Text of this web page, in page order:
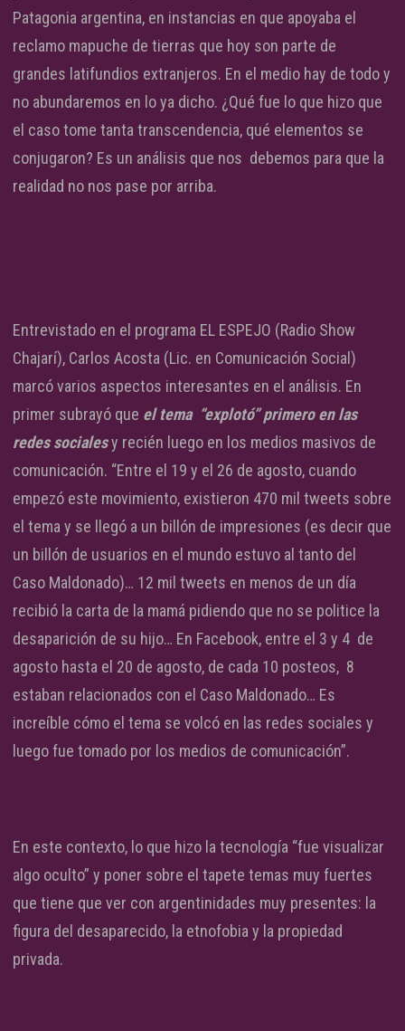
Patagonia argentina, en instancias en que apoyaba el
reclamo mapuche de tierras que hoy son parte de
grandes latifundios extranjeros. En el medio hay de todo y
no abundaremos en lo ya dicho. ¿Qué fue lo que hizo que
el caso tome tanta transcendencia, qué elementos se
conjugaron? Es un análisis que nos debemos para que la
realidad no nos pase por arriba.
Entrevistado en el programa EL ESPEJO (Radio Show
Chajarí), Carlos Acosta (Lic. en Comunicación Social)
marcó varios aspectos interesantes en el análisis. En
primer subrayó que el tema “explotó” primero en las
redes socialesy recién luego en los medios masivos de
comunicación. “Entre el 19 y el 26 de agosto, cuando
empezó este movimiento, existieron 470 mil tweets sobre
el tema y se llegó a un billón de impresiones (es decir que
un billón de usuarios en el mundo estuvo al tanto del
Caso Maldonado)… 12 mil tweets en menos de un día
recibió la carta de la mamá pidiendo que no se politice la
desaparición de su hijo… En Facebook, entre el 3 y 4 de
agosto hasta el 20 de agosto, de cada 10 posteos, 8
estaban relacionados con el Caso Maldonado… Es
increíble cómo el tema se volcó en las redes sociales y
luego fue tomado por los medios de comunicación”.
En este contexto, lo que hizo la tecnología “fue visualizar
algo oculto” y poner sobre el tapete temas muy fuertes
que tiene que ver con argentinidades muy presentes: la
figura del desaparecido, la etnofobia y la propiedad
privada.